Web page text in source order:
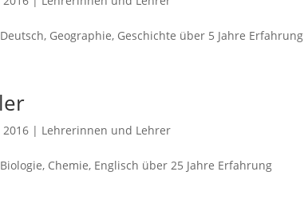
Geographie, Geschichte über 5 Jahre Erfahrung
2016 | Lehrerinnen und Lehrer
Chemie, Englisch über 25 Jahre Erfahrung